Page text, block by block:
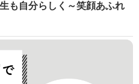
も自分らしく～笑顔あふれ